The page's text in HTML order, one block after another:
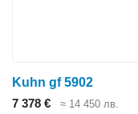
Kuhn gf 5902
7 378 €
≈ 14 450 лв.